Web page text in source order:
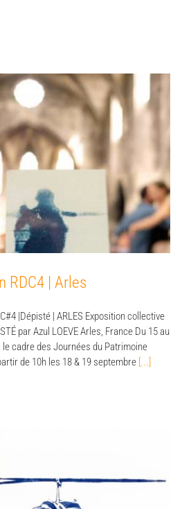
RDC4 | Arles
RDC4 | Arles
|Dépisté | ARLES Exposition collective
par Azul LOEVE Arles, France Du 15 au
cadre des Journées du Patrimoine
de 10h les 18 & 19 septembre [...]